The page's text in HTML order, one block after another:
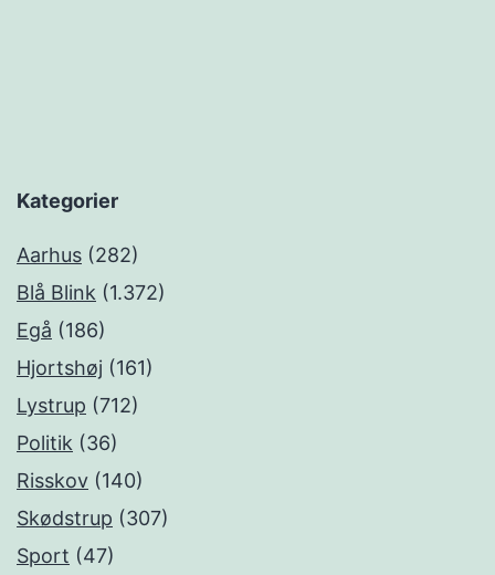
Kategorier
Aarhus (282)
Blå Blink (1.372)
Egå (186)
Hjortshøj (161)
Lystrup (712)
Politik (36)
Risskov (140)
Skødstrup (307)
Sport (47)